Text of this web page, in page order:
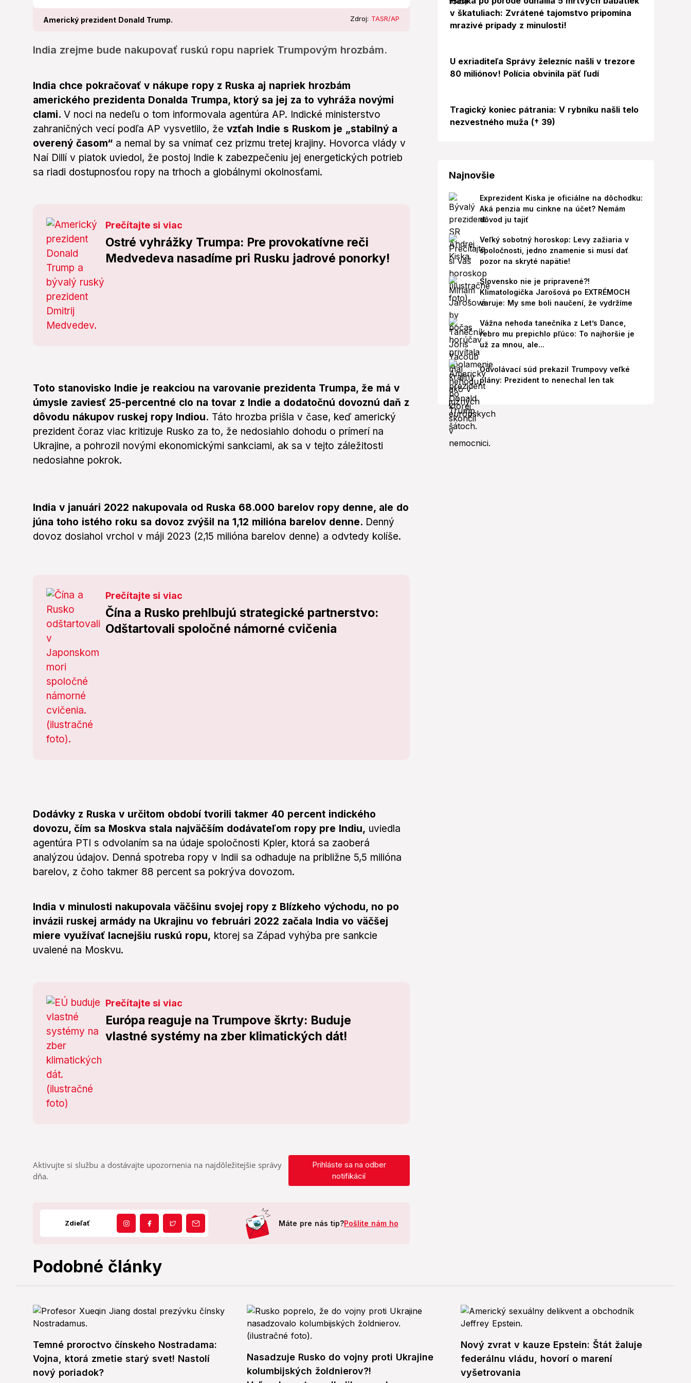
Americký prezident Donald Trump. Zdroj: TASR/AP
India zrejme bude nakupovať ruskú ropu napriek Trumpovým hrozbám.
India chce pokračovať v nákupe ropy z Ruska aj napriek hrozbám
amerického prezidenta Donalda Trumpa, ktorý sa jej za to vyhráža novými
clami. V noci na nedeľu o tom informovala agentúra AP. Indické ministerstvo
zahraničných vecí podľa AP vysvetlilo, že vzťah Indie s Ruskom je „stabilný a
overený časom“ a nemal by sa vnímať cez prizmu tretej krajiny. Hovorca vlády v
Naí Dillí v piatok uviedol, že postoj Indie k zabezpečeniu jej energetických potrieb
sa riadi dostupnosťou ropy na trhoch a globálnymi okolnosťami.
Prečítajte si viac
Ostré vyhrážky Trumpa: Pre provokatívne reči
Medvedeva nasadíme pri Rusku jadrové ponorky!
Toto stanovisko Indie je reakciou na varovanie prezidenta Trumpa, že má v
úmysle zaviesť 25-percentné clo na tovar z Indie a dodatočnú dovoznú daň z
dôvodu nákupov ruskej ropy Indiou. Táto hrozba prišla v čase, keď americký
prezident čoraz viac kritizuje Rusko za to, že nedosiahlo dohodu o prímerí na
Ukrajine, a pohrozil novými ekonomickými sankciami, ak sa v tejto záležitosti
nedosiahne pokrok.
India v januári 2022 nakupovala od Ruska 68.000 barelov ropy denne, ale do
júna toho istého roku sa dovoz zvýšil na 1,12 milióna barelov denne. Denný
dovoz dosiahol vrchol v máji 2023 (2,15 milióna barelov denne) a odvtedy kolíše.
Prečítajte si viac
Čína a Rusko prehlbujú strategické partnerstvo:
Odštartovali spoločné námorné cvičenia
Dodávky z Ruska v určitom období tvorili takmer 40 percent indického
dovozu, čím sa Moskva stala najväčším dodávateľom ropy pre Indiu, uviedla
agentúra PTI s odvolaním sa na údaje spoločnosti Kpler, ktorá sa zaoberá
analýzou údajov. Denná spotreba ropy v Indii sa odhaduje na približne 5,5 milióna
barelov, z čoho takmer 88 percent sa pokrýva dovozom.
India v minulosti nakupovala väčšinu svojej ropy z Blízkeho východu, no po
invázii ruskej armády na Ukrajinu vo februári 2022 začala India vo väčšej
miere využívať lacnejšiu ruskú ropu, ktorej sa Západ vyhýba pre sankcie
uvalené na Moskvu.
Prečítajte si viac
Európa reaguje na Trumpove škrty: Buduje
vlastné systémy na zber klimatických dát!
Aktivujte si službu a dostávajte upozornenia na najdôležitejšie správy
dňa.
Prihláste sa na odber
notifikácií
Zdieľať Máte pre nás tip?Pošlite nám ho
v škatuliach: Zvrátené tajomstvo pripomína
mrazivé prípady z minulosti!
U exriaditeľa Správy železníc našli v trezore
80 miliónov! Polícia obvinila päť ľudí
Tragický koniec pátrania: V rybníku našli telo
nezvestného muža († 39)
Najnovšie
Exprezident Kiska je oficiálne na dôchodku:
Aká penzia mu cinkne na účet? Nemám
dôvod ju tajiť
Veľký sobotný horoskop: Levy zažiaria v
spoločnosti, jedno znamenie si musí dať
pozor na skryté napätie!
Slovensko nie je pripravené?!
Klimatologička Jarošová po EXTRÉMOCH
varuje: My sme boli naučení, že vydržíme
Vážna nehoda tanečníka z Let’s Dance,
rebro mu prepichlo pľúco: To najhoršie je
už za mnou, ale...
Odvolávací súd prekazil Trumpovy veľké
plány: Prezident to nenechal len tak
Podobné články
Temné proroctvo čínskeho Nostradama:
Vojna, ktorá zmetie starý svet! Nastolí
nový poriadok?
Nasadzuje Rusko do vojny proti Ukrajine
kolumbijských žoldnierov?!
Nový zvrat v kauze Epstein: Štát žaluje
federálnu vládu, hovorí o marení
vyšetrovania